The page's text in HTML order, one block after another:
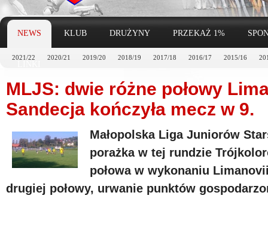
NEWS
2021/22 2020/21 2019/20 2018/19 2017/18 2016/17 2015/16
KLUB DRUŻYNY PRZEKAŻ 1%
MLJS: dwie różne połowy
Sandecja kończyła mecz w 9.
Małopolska Liga Juniorów
porażka w tej rundzie
połowa w wykonaniu
drugiej połowy, urwanie punktów